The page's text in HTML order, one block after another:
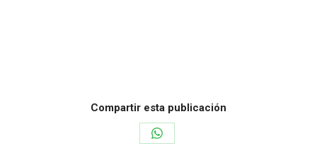
Compartir esta publicación